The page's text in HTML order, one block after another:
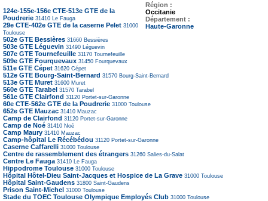
Région :
Occitanie
Département :
Haute-Garonne
124e-155e-156e CTE-513e GTE de la
Poudrerie 31410 Le Fauga
29e CTE-402e GTE de la caserne Pelet 31000
Toulouse
502e GTE Bessières 31660 Bessières
503e GTE Léguevin 31490 Léguevin
507e GTE Tournefeuille 31170 Tournefeuille
509e GTE Fourquevaux 31450 Fourquevaux
511e GTE Cépet 31620 Cépet
512e GTE Bourg-Saint-Bernard 31570 Bourg-Saint-Bernard
513e GTE Muret 31600 Muret
560e GTE Tarabel 31570 Tarabel
561e GTE Clairfond 31120 Portet-sur-Garonne
60e CTE-562e GTE de la Poudrerie 31000 Toulouse
652e GTE Mauzac 31410 Mauzac
Camp de Clairfond 31120 Portet-sur-Garonne
Camp de Noé 31410 Noé
Camp Maury 31410 Mauzac
Camp-hôpital Le Récébédou 31120 Portet-sur-Garonne
Caserne Caffarelli 31000 Toulouse
Centre de rassemblement des étrangers 31260 Salies-du-Salat
Centre Le Fauga 31410 Le Fauga
Hippodrome Toulouse 31000 Toulouse
Hôpital Hôtel-Dieu Saint-Jacques et Hospice de La Grave 31000 Toulouse
Hôpital Saint-Gaudens 31800 Saint-Gaudens
Prison Saint-Michel 31000 Toulouse
Stade du TOEC Toulouse Olympique Employés Club 31000 Toulouse